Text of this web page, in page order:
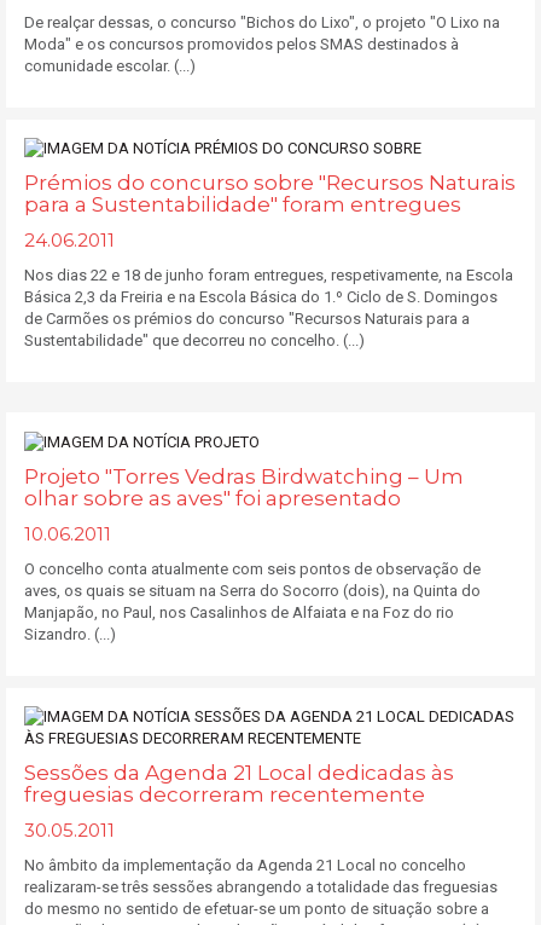
De realçar dessas, o concurso "Bichos do Lixo", o projeto "O Lixo na
Moda" e os concursos promovidos pelos SMAS destinados à
comunidade escolar. (...)
Prémios do concurso sobre "Recursos Naturais
para a Sustentabilidade" foram entregues
24.06.2011
Nos dias 22 e 18 de junho foram entregues, respetivamente, na Escola
Básica 2,3 da Freiria e na Escola Básica do 1.º Ciclo de S. Domingos
de Carmões os prémios do concurso "Recursos Naturais para a
Sustentabilidade" que decorreu no concelho. (...)
Projeto "Torres Vedras Birdwatching – Um
olhar sobre as aves" foi apresentado
10.06.2011
O concelho conta atualmente com seis pontos de observação de
aves, os quais se situam na Serra do Socorro (dois), na Quinta do
Manjapão, no Paul, nos Casalinhos de Alfaiata e na Foz do rio
Sizandro. (...)
Sessões da Agenda 21 Local dedicadas às
freguesias decorreram recentemente
30.05.2011
No âmbito da implementação da Agenda 21 Local no concelho
realizaram-se três sessões abrangendo a totalidade das freguesias
do mesmo no sentido de efetuar-se um ponto de situação sobre a